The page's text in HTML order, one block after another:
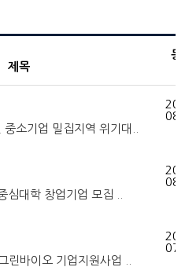
제목
등
소기업 밀집지역 위기대..
대학 창업기업 모집 ..
바이오 기업지원사업 ..